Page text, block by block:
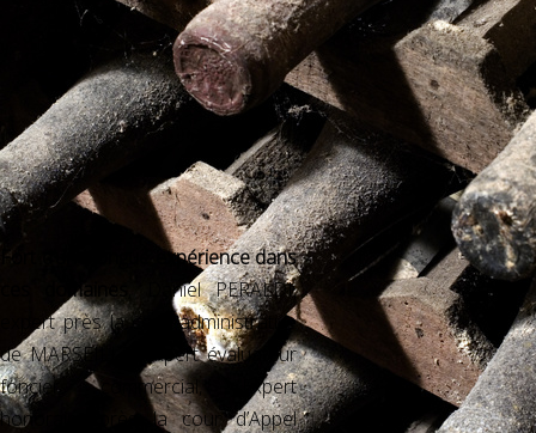
Fort d’une longue expérience dans
ces domaines
, Daniel PERALDI,
expert près la cour administrative
de MARSEILLE, Expert évaluateur
foncier commercial, Expert
honoraire près la cour d’Appel